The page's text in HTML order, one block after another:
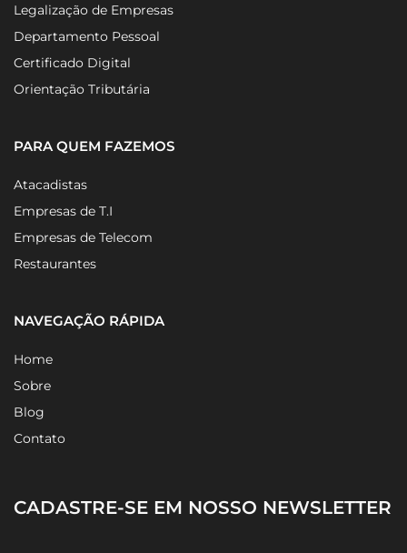
Legalização de Empresas
Departamento Pessoal
Certificado Digital
Orientação Tributária
PARA QUEM FAZEMOS
Atacadistas
Empresas de T.I
Empresas de Telecom
Restaurantes
NAVEGAÇÃO RÁPIDA
Home
Sobre
Blog
Contato
CADASTRE-SE EM NOSSO NEWSLETTER